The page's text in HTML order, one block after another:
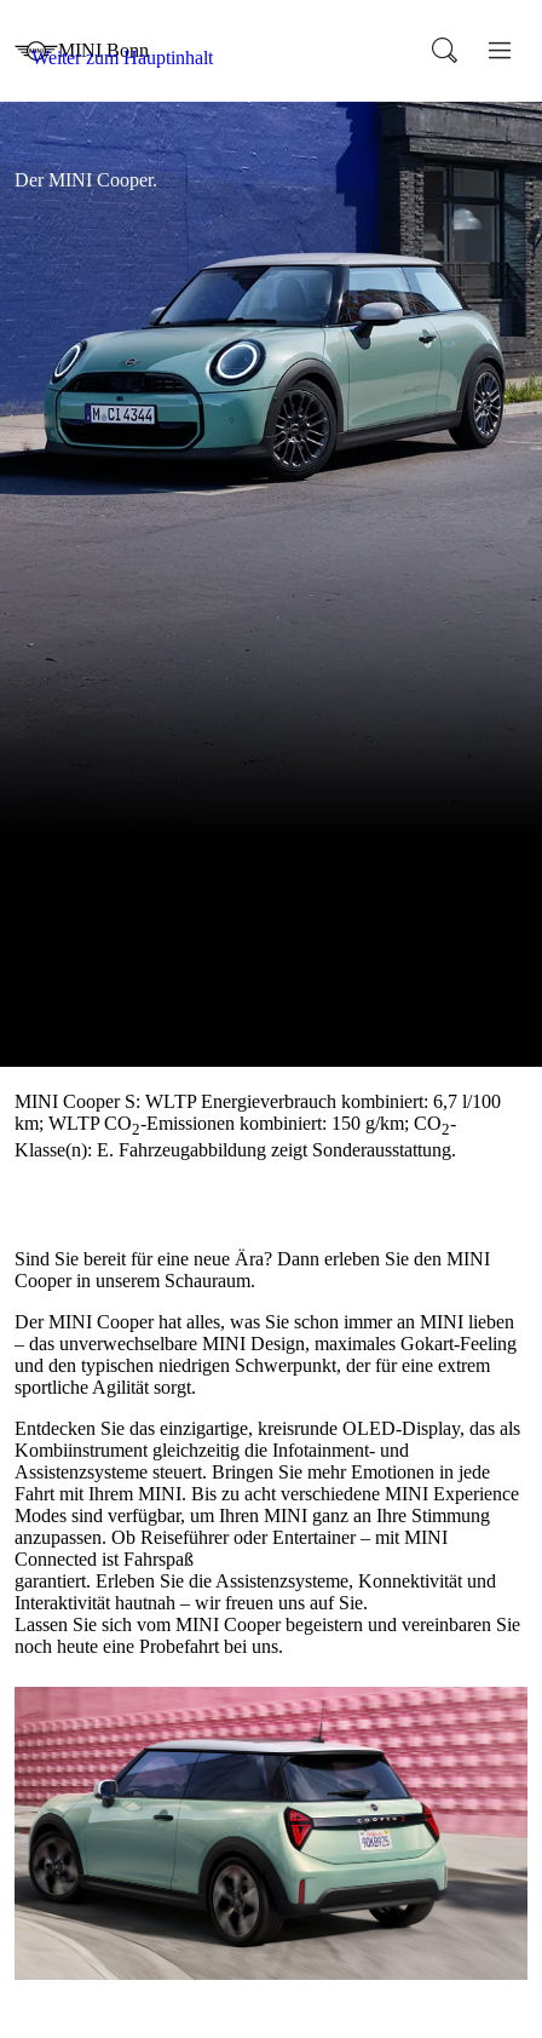
MINI Cooper S: WLTP Energieverbrauch kombiniert: 6,7 l/100
km; WLTP CO2-Emissionen kombiniert: 150 g/km; CO2-
Klasse(n): E. Fahrzeugabbildung zeigt Sonderausstattung.
Sind Sie bereit für eine neue Ära? Dann erleben Sie den MINI
Cooper in unserem Schauraum.
Der MINI Cooper hat alles, was Sie schon immer an MINI lieben
– das unverwechselbare MINI Design, maximales Gokart-Feeling
und den typischen niedrigen Schwerpunkt, der für eine extrem
sportliche Agilität sorgt.
Entdecken Sie das einzigartige, kreisrunde OLED-Display, das als
Kombiinstrument gleichzeitig die Infotainment- und
Assistenzsysteme steuert. Bringen Sie mehr Emotionen in jede
Fahrt mit Ihrem MINI. Bis zu acht verschiedene MINI Experience
Modes sind verfügbar, um Ihren MINI ganz an Ihre Stimmung
anzupassen. Ob Reiseführer oder Entertainer – mit MINI
Connected ist Fahrspaß
garantiert. Erleben Sie die Assistenzsysteme, Konnektivität und
Interaktivität hautnah – wir freuen uns auf Sie.
Lassen Sie sich vom MINI Cooper begeistern und vereinbaren Sie
noch heute eine Probefahrt bei uns.